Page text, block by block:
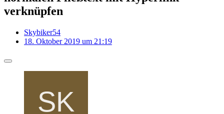
verknüpfen
Skybiker54
18. Oktober 2019 um 21:19